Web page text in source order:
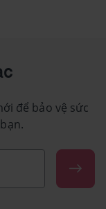
để bảo vệ sức